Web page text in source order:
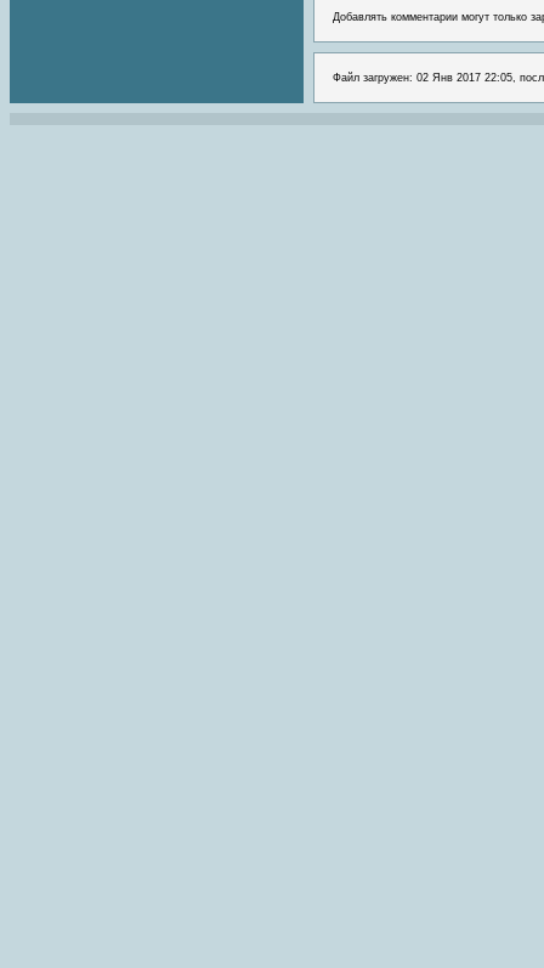
Добавлять комментарии могут только
Файл загружен: 02 Янв 2017 22:05,